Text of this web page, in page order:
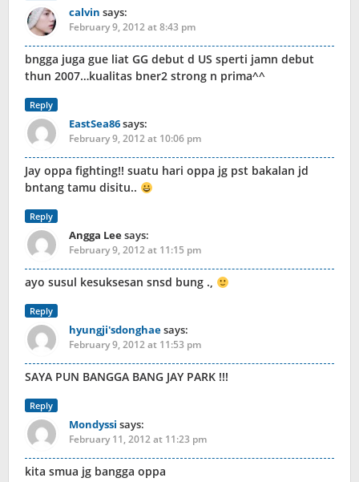
calvin says:
February 9, 2012 at 8:43 pm
bngga juga gue liat GG debut d US sperti jamn debut
thun 2007…kualitas bner2 strong n prima^^
Reply
EastSea86says:
February 9, 2012 at 10:06 pm
Jay oppa fighting!! suatu hari oppa jg pst bakalan jd
bntang tamu disitu..
Reply
Angga Leesays:
February 9, 2012 at 11:15 pm
ayo susul kesuksesan snsd bung .,
Reply
hyungji'sdonghaesays:
February 9, 2012 at 11:53 pm
SAYA PUN BANGGA BANG JAY PARK !!!
Reply
Mondyssi says:
February 11, 2012 at 11:23 pm
kita smua jg bangga oppa